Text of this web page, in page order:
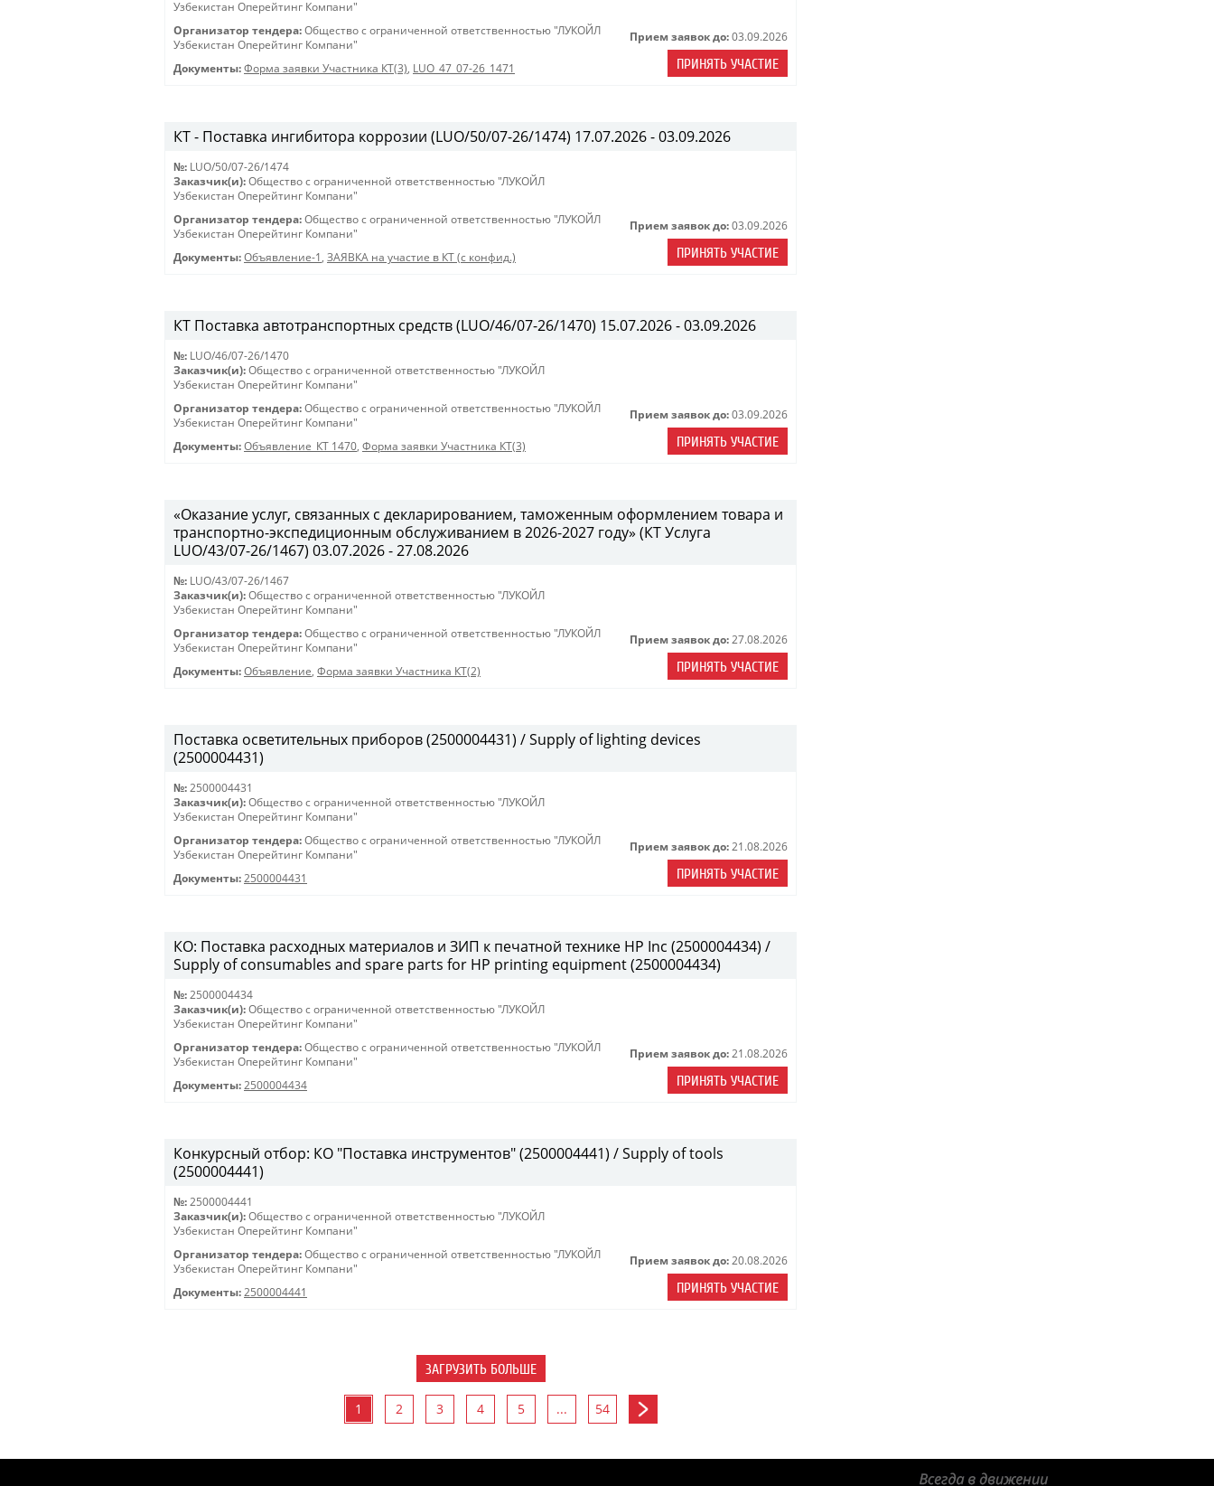
Узбекистан Оперейтинг Компани"
Организатор тендера: Общество с ограниченной ответственностью "ЛУКОЙЛ
Узбекистан Оперейтинг Компани"
Документы: Форма заявки Участника КТ(3), LUO_47_07-26_1471
Прием заявок до: 03.09.2026
ПРИНЯТЬ УЧАСТИЕ
КТ - Поставка ингибитора коррозии (LUO/50/07-26/1474) 17.07.2026 - 03.09.2026
№: LUO/50/07-26/1474
Заказчик(и): Общество с ограниченной ответственностью "ЛУКОЙЛ
Узбекистан Оперейтинг Компани"
Организатор тендера: Общество с ограниченной ответственностью "ЛУКОЙЛ
Узбекистан Оперейтинг Компани"
Документы: Объявление-1 , ЗАЯВКА на участие в КТ (с конфид.)
Прием заявок до: 03.09.2026
ПРИНЯТЬ УЧАСТИЕ
КТ Поставка автотранспортных средств (LUO/46/07-26/1470) 15.07.2026 - 03.09.2026
№: LUO/46/07-26/1470
Заказчик(и): Общество с ограниченной ответственностью "ЛУКОЙЛ
Узбекистан Оперейтинг Компани"
Организатор тендера: Общество с ограниченной ответственностью "ЛУКОЙЛ
Узбекистан Оперейтинг Компани"
Документы: Объявление_КТ 1470, Форма заявки Участника КТ(3)
Прием заявок до: 03.09.2026
ПРИНЯТЬ УЧАСТИЕ
«Оказание услуг, связанных с декларированием, таможенным оформлением товара и
транспортно-экспедиционным обслуживанием в 2026-2027 году» (КТ Услуга
LUO/43/07-26/1467) 03.07.2026 - 27.08.2026
№: LUO/43/07-26/1467
Заказчик(и): Общество с ограниченной ответственностью "ЛУКОЙЛ
Узбекистан Оперейтинг Компани"
Организатор тендера: Общество с ограниченной ответственностью "ЛУКОЙЛ
Узбекистан Оперейтинг Компани"
Документы: Объявление, Форма заявки Участника КТ(2)
Прием заявок до: 27.08.2026
ПРИНЯТЬ УЧАСТИЕ
Поставка осветительных приборов (2500004431) / Supply of lighting devices
(2500004431)
№: 2500004431
Заказчик(и): Общество с ограниченной ответственностью "ЛУКОЙЛ
Узбекистан Оперейтинг Компани"
Организатор тендера: Общество с ограниченной ответственностью "ЛУКОЙЛ
Узбекистан Оперейтинг Компани"
Документы: 2500004431
Прием заявок до: 21.08.2026
ПРИНЯТЬ УЧАСТИЕ
КО: Поставка расходных материалов и ЗИП к печатной технике HP Inc (2500004434) /
Supply of consumables and spare parts for HP printing equipment (2500004434)
№: 2500004434
Заказчик(и): Общество с ограниченной ответственностью "ЛУКОЙЛ
Узбекистан Оперейтинг Компани"
Организатор тендера: Общество с ограниченной ответственностью "ЛУКОЙЛ
Узбекистан Оперейтинг Компани"
Документы: 2500004434
Прием заявок до: 21.08.2026
ПРИНЯТЬ УЧАСТИЕ
Конкурсный отбор: КО "Поставка инструментов" (2500004441) / Supply of tools
(2500004441)
№: 2500004441
Заказчик(и): Общество с ограниченной ответственностью "ЛУКОЙЛ
Узбекистан Оперейтинг Компани"
Организатор тендера: Общество с ограниченной ответственностью "ЛУКОЙЛ
Узбекистан Оперейтинг Компани"
Документы: 2500004441
Прием заявок до: 20.08.2026
ПРИНЯТЬ УЧАСТИЕ
ЗАГРУЗИТЬ БОЛЬШЕ
1 2 3 4 5 ... 54